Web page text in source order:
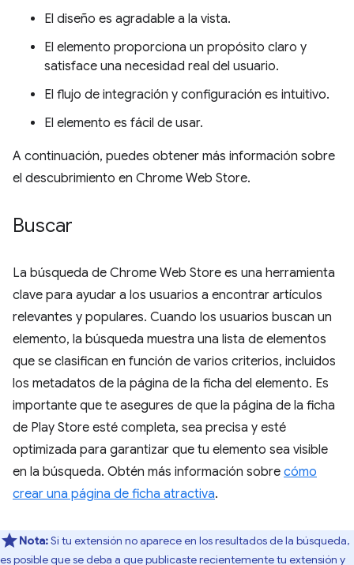
El diseño es agradable a la vista.
El elemento proporciona un propósito claro y
satisface una necesidad real del usuario.
El flujo de integración y configuración es intuitivo.
El elemento es fácil de usar.
A continuación, puedes obtener más información sobre
el descubrimiento en Chrome Web Store.
Buscar
La búsqueda de Chrome Web Store es una herramienta
clave para ayudar a los usuarios a encontrar artículos
relevantes y populares. Cuando los usuarios buscan un
elemento, la búsqueda muestra una lista de elementos
que se clasifican en función de varios criterios, incluidos
los metadatos de la página de la ficha del elemento. Es
importante que te asegures de que la página de la ficha
de Play Store esté completa, sea precisa y esté
optimizada para garantizar que tu elemento sea visible
en la búsqueda. Obtén más información sobre cómo
crear una página de ficha atractiva.
Nota:Si tu extensión no aparece en los resultados de la búsqueda,
es posible que se deba a que publicaste recientemente tu extensión y